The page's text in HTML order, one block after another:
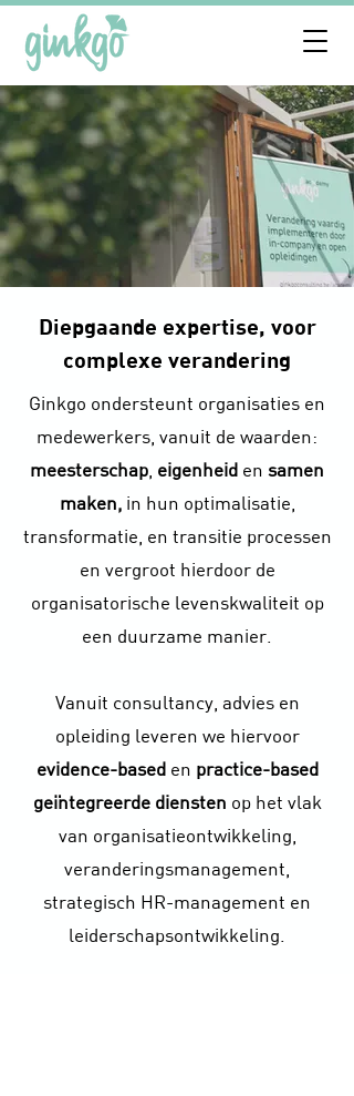
Diepgaande expertise, voor
complexe verandering
Ginkgo ondersteunt organisaties en
medewerkers, vanuit de waarden:
meesterschap eigenheid en samen
maken,in hun optimalisatie,
transformatie, en transitie processen
en vergroot hierdoor de
organisatorische levenskwaliteit op
een duurzame manier.
Vanuit consultancy, advies en
opleiding leveren we hiervoor
evidence-baseden practice-based
geïntegreerde diensten op het vlak
van organisatieontwikkeling,
veranderingsmanagement,
strategisch HR-management en
leiderschapsontwikkeling.